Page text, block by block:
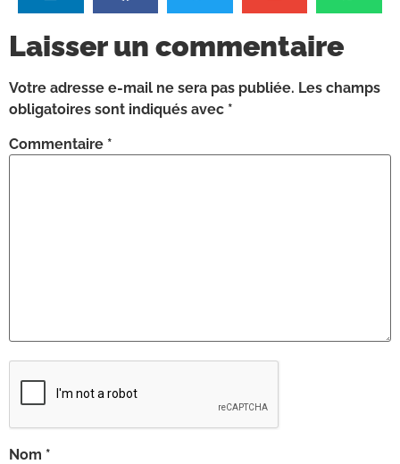
Laisser un commentaire
Votre adresse e-mail ne sera pas publiée. Les champs
obligatoires sont indiqués avec *
Commentaire *
Nom *